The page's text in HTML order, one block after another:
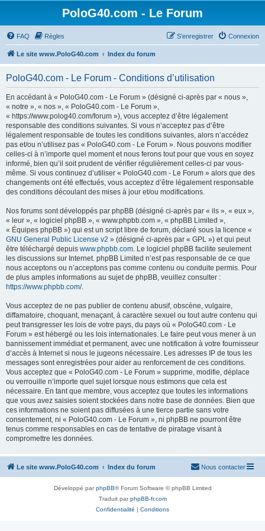
PoloG40.com - Le Forum
FAQ Règles Connexion
S’enregistrer
Le site www.PoloG40.com Index du forum
PoloG40.com - Le Forum - Conditions d’utilisation
En accédant à « PoloG40.com - Le Forum » (désigné ci-après par « nous »,
« notre », « nos », « PoloG40.com - Le Forum »,
« https://www.polog40.com/forum »), vous acceptez d’être légalement
responsable des conditions suivantes. Si vous n’acceptez pas d’être
légalement responsable de toutes les conditions suivantes, alors n’accédez
pas et/ou n’utilisez pas « PoloG40.com - Le Forum ». Nous pouvons modifier
celles-ci à n’importe quel moment et nous ferons tout pour que vous en soyez
informé, bien qu’il soit prudent de vérifier régulièrement celles-ci par vous-
même. Si vous continuez d’utiliser « PoloG40.com - Le Forum » alors que des
changements ont été effectués, vous acceptez d’être légalement responsable
des conditions découlant des mises à jour et/ou modifications.
Nos forums sont développés par phpBB (désigné ci-après par « ils », « eux »,
« leur », « logiciel phpBB », « www.phpbb.com », « phpBB Limited »,
« Équipes phpBB ») qui est un script libre de forum, déclaré sous la licence «
GNU General Public License v2 » (désigné ci-après par « GPL ») et qui peut
être téléchargé depuis www.phpbb.com. Le logiciel phpBB facilite seulement
les discussions sur Internet. phpBB Limited n’est pas responsable de ce que
nous acceptons ou n’acceptons pas comme contenu ou conduite permis. Pour
de plus amples informations au sujet de phpBB, veuillez consulter :
https://www.phpbb.com/.
Vous acceptez de ne pas publier de contenu abusif, obscène, vulgaire,
diffamatoire, choquant, menaçant, à caractère sexuel ou tout autre contenu qui
peut transgresser les lois de votre pays, du pays où « PoloG40.com - Le
Forum » est hébergé ou les lois internationales. Le faire peut vous mener à un
bannissement immédiat et permanent, avec une notification à votre fournisseur
d’accès à Internet si nous le jugeons nécessaire. Les adresses IP de tous les
messages sont enregistrées pour aider au renforcement de ces conditions.
Vous acceptez que « PoloG40.com - Le Forum » supprime, modifie, déplace
ou verrouille n’importe quel sujet lorsque nous estimons que cela est
nécessaire. En tant que membre, vous acceptez que toutes les informations
que vous avez saisies soient stockées dans notre base de données. Bien que
ces informations ne soient pas diffusées à une tierce partie sans votre
consentement, ni « PoloG40.com - Le Forum », ni phpBB ne pourront être
tenus comme responsables en cas de tentative de piratage visant à
compromettre les données.
Le site www.PoloG40.com Index du forum Nous contacter
Développé parphpBB® Forum Software © phpBB Limited
Traduit parphpBB-fr.com
Confidentialité | Conditions